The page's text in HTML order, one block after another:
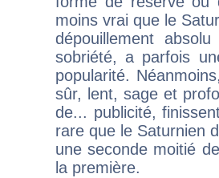
moins vrai que le
dépouillement
sobriété, a parfois
popularité.
sûr, lent, sage et
de... publicité,
rare que le Saturnien
une seconde moitié
la première.